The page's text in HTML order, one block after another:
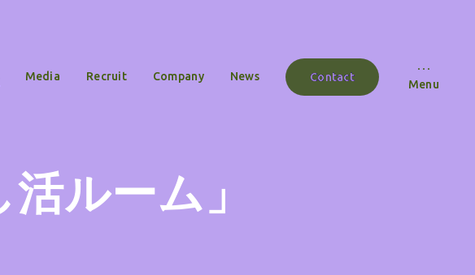
Media Recruit Company News Contact
Menu
ルーム」